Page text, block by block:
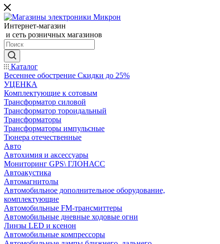
Интернет-магазин
и сеть розничных магазинов
Каталог
Весеннее обострение Скидки до 25%
УЦЕНКА
Комплектующие к сотовым
Трансформатор силовой
Трансформатор тороидальный
Трансформаторы
Трансформаторы импульсные
Тюнера отечественные
Авто
Автохимия и аксессуары
Мониторинг GPS\ ГЛОНАСС
Автоакустика
Автомагнитолы
Автомобильное дополнительное оборудование,
комплектующие
Автомобильные FM-трансмиттеры
Автомобильные дневные ходовые огни
Линзы LED и ксенон
Автомобильные компрессоры